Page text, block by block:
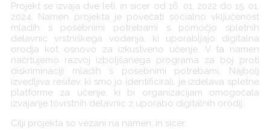
Projekt se izvaja dve leti, in sicer od 16. 01. 2022 do 15. 01.
2024. Namen projekta je povečati socialno vključenost
mladih s posebnimi potrebami s pomočjo spletnih
delavnic vrstniškega vodenja, ki uporabljajo digitalna
orodja kot osnovo za izkustveno učenje. V ta namen
načrtujemo razvoj izboljšanega programa za boj proti
diskriminaciji mladih s posebnimi potrebami. Najbolj
izvedljiva rešitev, ki smo jo identificirali, je izdelava spletne
platforme za učenje, ki bi organizacijam omogočala
izvajanje tovrstnih delavnic z uporabo digitalnih orodij.
Cilji projekta so vezani na namen, in sicer: